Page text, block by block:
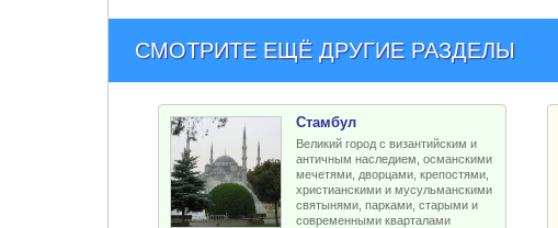
СМОТРИТЕ ЕЩЁ ДРУГИЕ РАЗДЕЛЫ
Стамбул
Великий город с византийским и
античным наследием, османскими
мечетями, дворцами, крепостями,
христианскими и мусульманскими
святынями, парками, старыми и
современными кварталами